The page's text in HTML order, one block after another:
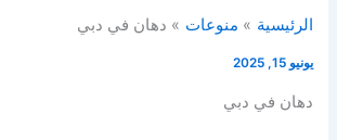
الرئيسية منوعات دهان في دبي
يونيو 15, 2025
دهان في دبي